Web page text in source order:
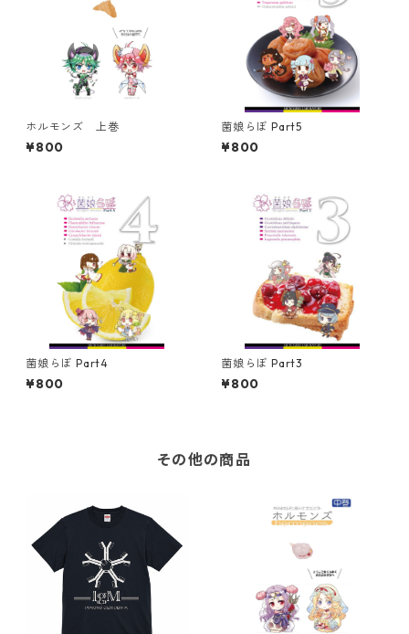
ホルモンズ 上巻
¥800
菌娘らぼ Part5
¥800
菌娘らぼ Part4
¥800
菌娘らぼ Part3
¥800
その他の商品